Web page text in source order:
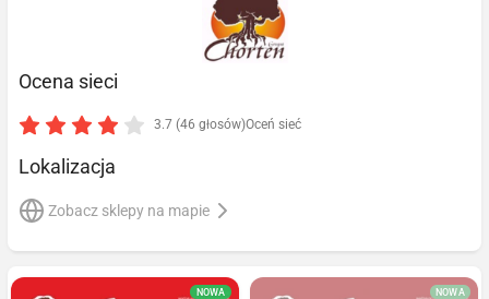
Ocena sieci
3.7 (46 głosów)Oceń sieć
Lokalizacja
Zobacz sklepy na mapie
NOWA NOWA